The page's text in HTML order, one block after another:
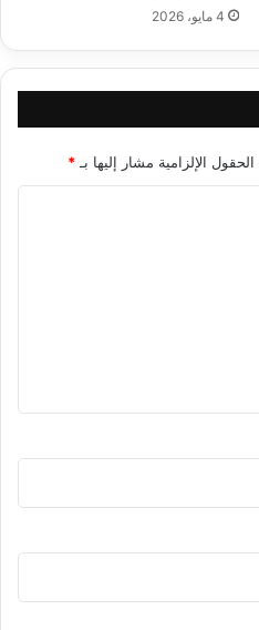
4 مايو، 2026
الحقول الإلزامية مشار إليها بـ *